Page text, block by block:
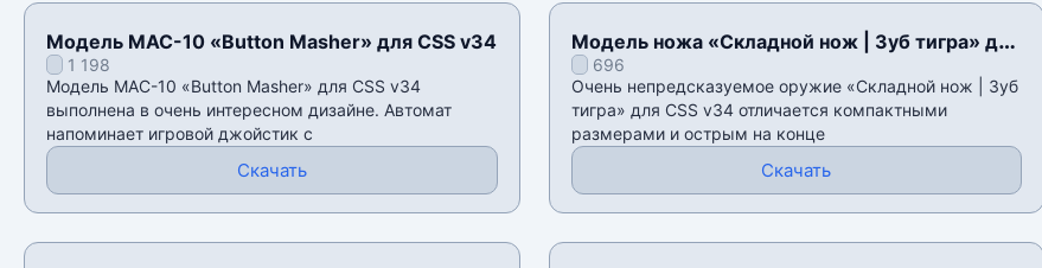
Модель MAC-10 «Button Masher» для CSS v34
1 198
Модель MAC-10 «Button Masher» для CSS v34
выполнена в очень интересном дизайне. Автомат
напоминает игровой джойстик с
Скачать
Модель ножа «Складной нож | Зуб тигра» для
CSS v34
696
Очень непредсказуемое оружие «Складной нож | Зуб
тигра» для CSS v34 отличается компактными
размерами и острым на конце
Скачать